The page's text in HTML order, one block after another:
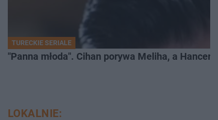
TURECKIE SERIALE
"Panna młoda". Cihan porywa Meliha, a
LOKALNIE: